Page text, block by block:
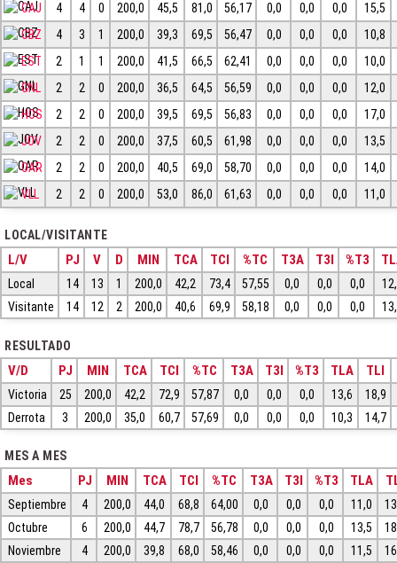
CAJ
4 4 0 200,0 45,5 81,0 56,17 0,0 0,0 0,0
15,5
CBZ
4 3 1 200,0 39,3 69,5 56,47 0,0 0,0 0,0
10,8
EST
2 1 1 200,0 41,5 66,5 62,41 0,0 0,0 0,0
10,0
GNL
2 2 0 200,0 36,5 64,5 56,59 0,0 0,0 0,0
12,0
HOS
2 2 0 200,0 39,5 69,5 56,83 0,0 0,0 0,0
17,0
JOV
2 2 0 200,0 37,5 60,5 61,98 0,0 0,0 0,0
13,5
OAR
2 2 0 200,0 40,5 69,0 58,70 0,0 0,0 0,0
14,0
VLL
2 2 0 200,0 53,0 86,0 61,63 0,0 0,0 0,0 11,0
LOCAL/VISITANTE
L/V PJ V D MIN TCA TCI %TC T3A T3I %T3
Local 14 13 1 200,0 42,2 73,4 57,55 0,0 0,0 0,0
Visitante
14 12 2 200,0 40,6 69,9 58,18 0,0 0,0 0,0
RESULTADO
V/D PJ MIN TCA TCI %TC T3A T3I %T3 TLA TLI
Victoria 25 200,0 42,2 72,9 57,87 0,0 0,0 0,0 13,6
18,9
Derrota
3 200,0 35,0 60,7 57,69 0,0 0,0 0,0 10,3 14,7
MES A MES
Mes PJ MIN TCA TCI %TC T3A T3I %T3 TLA
Septiembre 4 200,0 44,0 68,8 64,00 0,0 0,0 0,0 11,0
Octubre
6 200,0 44,7 78,7 56,78 0,0 0,0 0,0 13,5
Noviembre
4 200,0 39,8 68,0 58,46 0,0 0,0 0,0 11,5